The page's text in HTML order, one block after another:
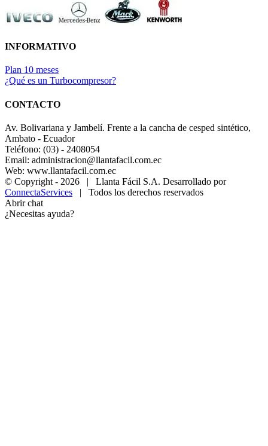
INFORMATIVO
Plan 10 meses
¿Qué es un Turbocompresor?
CONTACTO
Av. Bolivariana y Jambelí. Frente a la cancha de cesped sintético,
Ambato - Ecuador
Teléfono: (03) - 2408054
Email: administracion@llantafacil.com.ec
Web: www.llantafacil.com.ec
© Copyright - 2026 | Llanta Fácil S.A. Desarrollado por
ConnectaServices | Todos los derechos reservados
Abrir chat
¿Necesitas ayuda?